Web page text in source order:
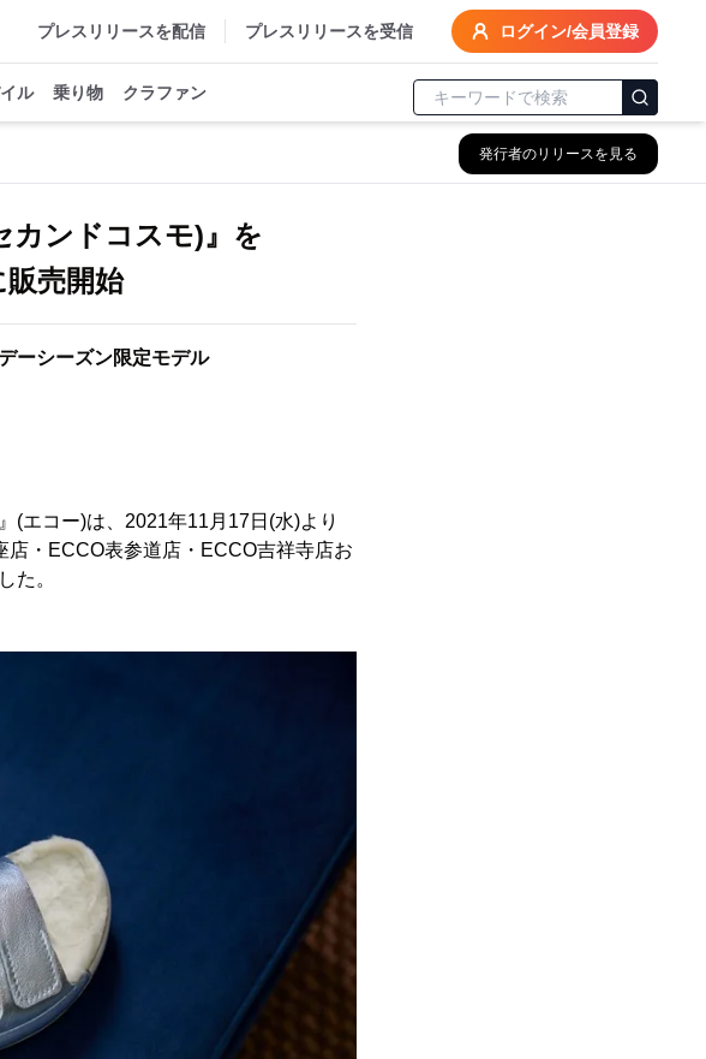
プレスリリースを配信 プレスリリースを受信 ログイン/会員登録
ル 乗り物 クラファン
発行者のリリースを見る
カンドコスモ)』を
売開始
ーシーズン限定モデル
(エコー)は、2021年11月17日(水)より
・ECCO表参道店・ECCO吉祥寺店お
た。